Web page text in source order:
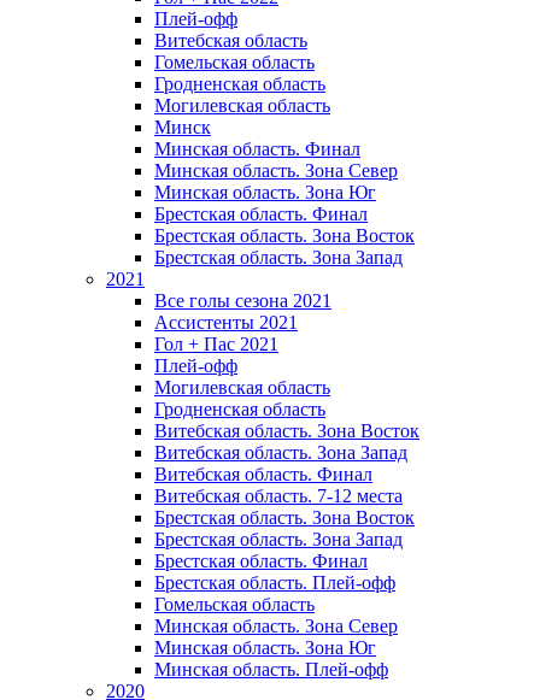
Плей-офф
Витебская область
Гомельская область
Гродненская область
Могилевская область
Минск
Mинская область. Финал
Минская область. Зона Север
Минская область. Зона Юг
Брестская область. Финал
Брестская область. Зона Восток
Брестская область. Зона Запад
2021
Все голы сезона 2021
Ассистенты 2021
Гол + Пас 2021
Плей-офф
Могилевская область
Гродненская область
Витебская область. Зона Восток
Витебская область. Зона Запад
Витебская область. Финал
Витебская область. 7-12 места
Брестская область. Зона Восток
Брестская область. Зона Запад
Брестская область. Финал
Брестская область. Плей-офф
Гомельская область
Минская область. Зона Север
Минская область. Зона Юг
Минская область. Плей-офф
2020